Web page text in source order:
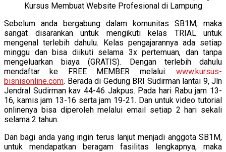
Kursus Membuat Website Profesional di Lampung
Sebelum anda bergabung dalam komunitas SB1M, maka
sangat disarankan untuk mengikuti kelas TRIAL untuk
mengenal terlebih dahulu. Kelas pengajarannya ada setiap
minggu dan bisa diikuti selama 3x pertemuan, dan tanpa
mengeluarkan biaya (GRATIS). Dengan terlebih dahulu
mendaftar ke FREE MEMBER melalui: www.kursus-
bisnisonline.com. Berada di Gedung BRI Sudirman lantai 9, Jln
Jendral Sudirman kav 44-46 Jakpus. Pada hari Rabu jam 13-
16, kamis jam 13-16 serta jam 19-21. Dan untuk video tutorial
onlinenya bisa diperoleh melalui email setiap 2 hari sekali
selama 2 tahun.
Dan bagi anda yang ingin terus lanjut menjadi anggota SB1M,
untuk mendapatkan beragam fasilitas lengkapnya, maka